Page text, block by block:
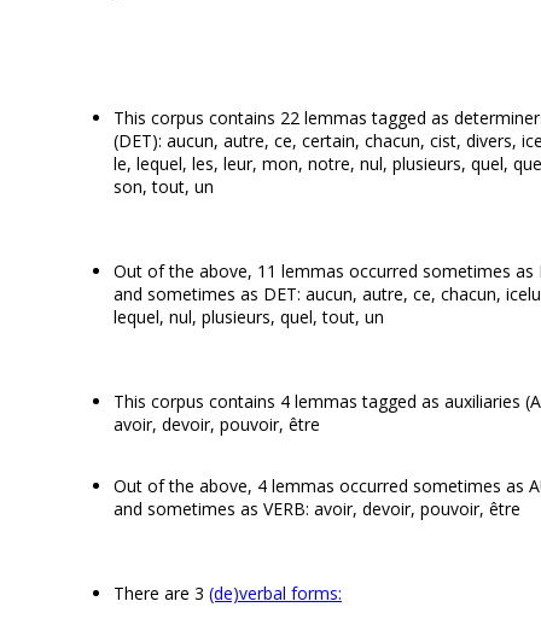
This corpus contains 22 lemmas tagged as
(DET): aucun, autre, ce, certain, chacun, cist, divers,
le, lequel, les, leur, mon, notre, nul, plusieurs, quel,
son, tout, un
Out of the above, 11 lemmas occurred sometimes as
and sometimes as DET: aucun, autre, ce, chacun,
lequel, nul, plusieurs, quel, tout, un
This corpus contains 4 lemmas tagged as auxiliaries
avoir, devoir, pouvoir, être
Out of the above, 4 lemmas occurred sometimes as
and sometimes as VERB: avoir, devoir, pouvoir, être
There are 3 (de)verbal forms: